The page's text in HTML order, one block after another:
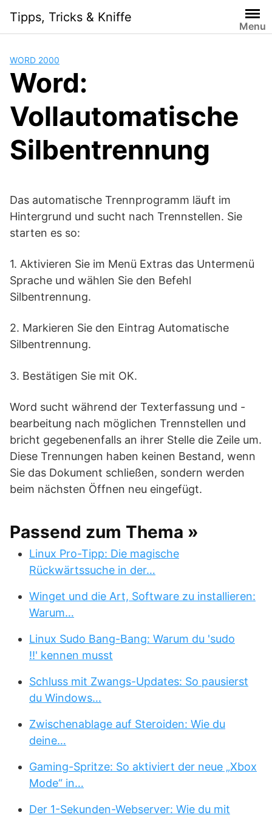
content
Tipps, Tricks & Kniffe
Menu
WORD 2000
Word:
Vollautomatische
Silbentrennung
Das automatische Trennprogramm läuft im
Hintergrund und sucht nach Trennstellen. Sie
starten es so:
1. Aktivieren Sie im Menü Extras das Untermenü
Sprache und wählen Sie den Befehl
Silbentrennung.
2. Markieren Sie den Eintrag Automatische
Silbentrennung.
3. Bestätigen Sie mit OK.
Word sucht während der Texterfassung und -
bearbeitung nach möglichen Trennstellen und
bricht gegebenenfalls an ihrer Stelle die Zeile um.
Diese Trennungen haben keinen Bestand, wenn
Sie das Dokument schließen, sondern werden
beim nächsten Öffnen neu eingefügt.
Passend zum Thema »
Linux Pro-Tipp: Die magische
Rückwärtssuche in der…
Winget und die Art, Software zu installieren:
Warum…
Linux Sudo Bang-Bang: Warum du 'sudo
!!' kennen musst
Schluss mit Zwangs-Updates: So pausierst
du Windows…
Zwischenablage auf Steroiden: Wie du
deine…
Gaming-Spritze: So aktiviert der neue „Xbox
Mode“ in…
Der 1-Sekunden-Webserver: Wie du mit